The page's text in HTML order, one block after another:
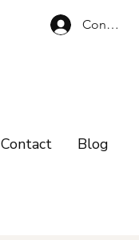
Connexion
Contact Blog